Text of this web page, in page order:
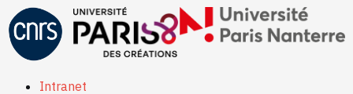
Intranet